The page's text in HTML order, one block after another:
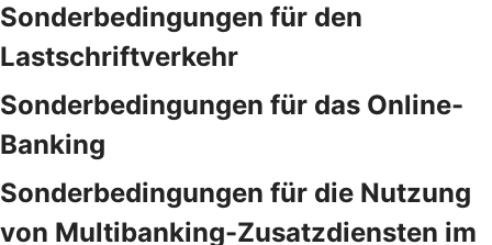
Sonderbedingungen für den
Lastschriftverkehr
Sonderbedingungen für das Online-
Banking
Sonderbedingungen für die Nutzung
von Multibanking-Zusatzdiensten im